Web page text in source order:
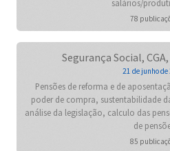
salários/
78
Segurança Social,
21 de junho de
Pensões de reforma e de
poder de compra, sustentabilidade
análise da legislação, calculo das
de
85